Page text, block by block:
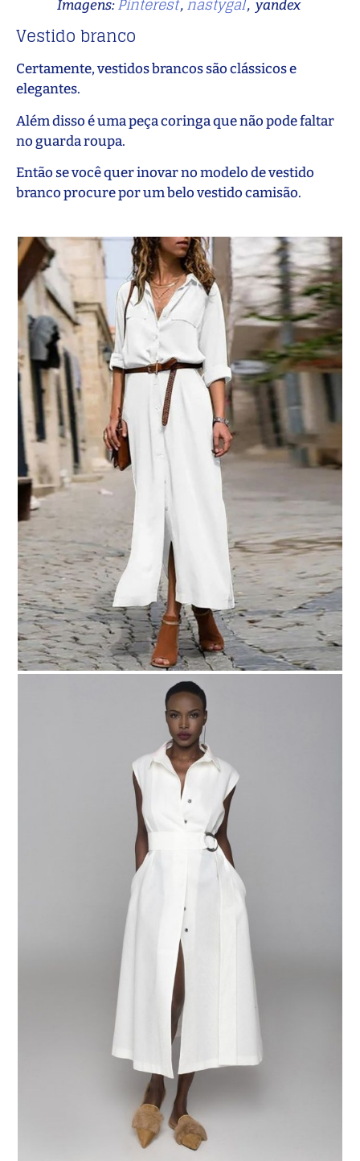
Imagens: , , yandex
Vestido branco
Certamente, vestidos brancos são clássicos e
elegantes.
Além disso é uma peça coringa que não pode faltar
no guarda roupa.
Então se você quer inovar no modelo de vestido
branco procure por um belo vestido camisão.